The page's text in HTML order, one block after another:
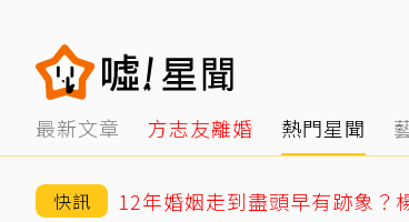
最新文章 方志友離婚 熱門星聞
快訊